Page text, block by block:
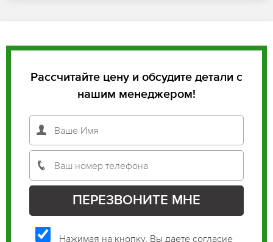
Рассчитайте цену и обсудите детали с
нашим менеджером!
Нажимая на кнопку, Вы даете согласие